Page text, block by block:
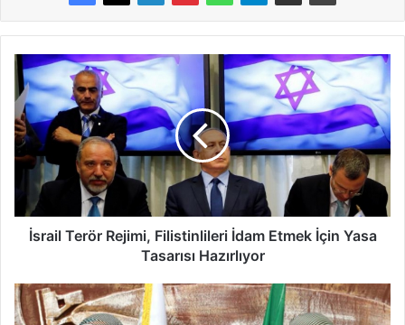
İsrail Terör Rejimi, Filistinlileri İdam Etmek İçin Yasa
Tasarısı Hazırlıyor